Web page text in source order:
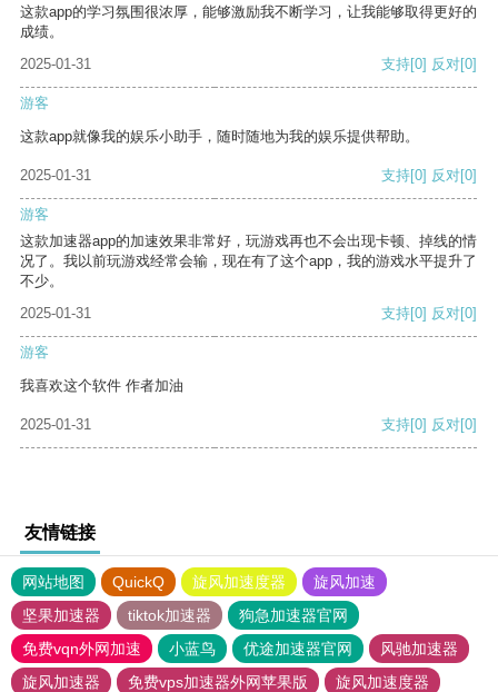
这款app的学习氛围很浓厚，能够激励我不断学习，让我能够取得更好的
成绩。
2025-01-31
支持[0] 反对[0]
游客
这款app就像我的娱乐小助手，随时随地为我的娱乐提供帮助。
2025-01-31 支持[0] 反对[0]
游客
这款加速器app的加速效果非常好，玩游戏再也不会出现卡顿、掉线的情
况了。我以前玩游戏经常会输，现在有了这个app，我的游戏水平提升了
不少。
2025-01-31
支持[0] 反对[0]
游客
我喜欢这个软件 作者加油
2025-01-31 支持[0] 反对[0]
友情链接
网站地图 QuickQ 旋风加速度器
旋风加速
坚果加速器
tiktok加速器
狗急加速器官网
免费vqn外网加速
小蓝鸟 优途加速器官网
风驰加速器
旋风加速器
免费vps加速器外网苹果版
旋风加速度器